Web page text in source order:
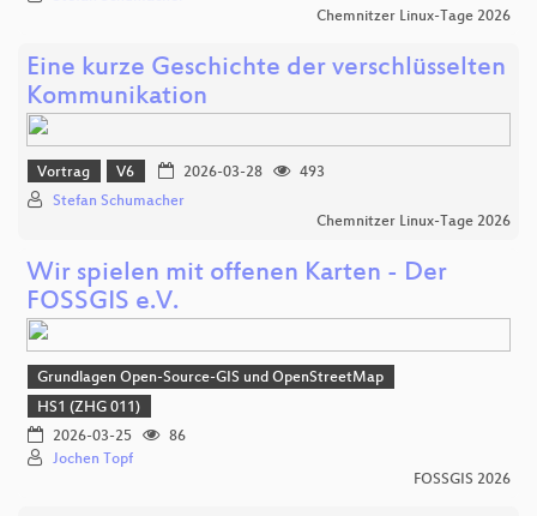
Chemnitzer Linux-Tage 2026
Eine kurze Geschichte der verschlüsselten
Kommunikation
Vortrag V6 2026-03-28
493
Stefan Schumacher
Chemnitzer Linux-Tage 2026
Wir spielen mit offenen Karten - Der
FOSSGIS e.V.
Grundlagen Open-Source-GIS und OpenStreetMap
HS1 (ZHG 011)
2026-03-25
86
Jochen Topf
FOSSGIS 2026